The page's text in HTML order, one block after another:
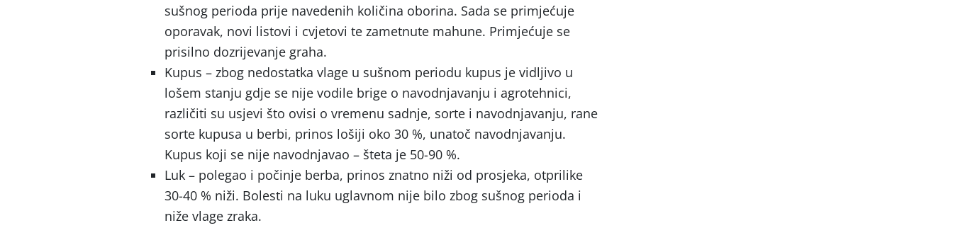
sušnog perioda prije navedenih količina oborina. Sada se primjećuje
oporavak, novi listovi i cvjetovi te zametnute mahune. Primjećuje se
prisilno dozrijevanje graha.
Kupus – zbog nedostatka vlage u sušnom periodu kupus je vidljivo u
lošem stanju gdje se nije vodile brige o navodnjavanju i agrotehnici,
različiti su usjevi što ovisi o vremenu sadnje, sorte i navodnjavanju, rane
sorte kupusa u berbi, prinos lošiji oko 30 %, unatoč navodnjavanju.
Kupus koji se nije navodnjavao – šteta je 50-90 %.
Luk – polegao i počinje berba, prinos znatno niži od prosjeka, otprilike
30-40 % niži. Bolesti na luku uglavnom nije bilo zbog sušnog perioda i
niže vlage zraka.